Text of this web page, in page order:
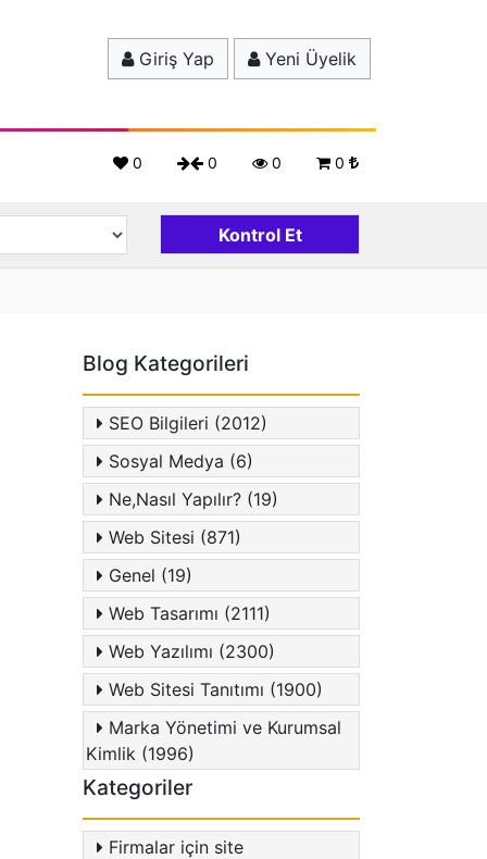
Giriş Yap Yeni Üyelik
0
0
0
0
Blog Kategorileri
SEO Bilgileri (2012)
Sosyal Medya (6)
Ne,Nasıl Yapılır? (19)
Web Sitesi (871)
Genel (19)
Web Tasarımı (2111)
Web Yazılımı (2300)
Web Sitesi Tanıtımı (1900)
Marka Yönetimi ve Kurumsal
Kimlik (1996)
Kategoriler
Firmalar için site